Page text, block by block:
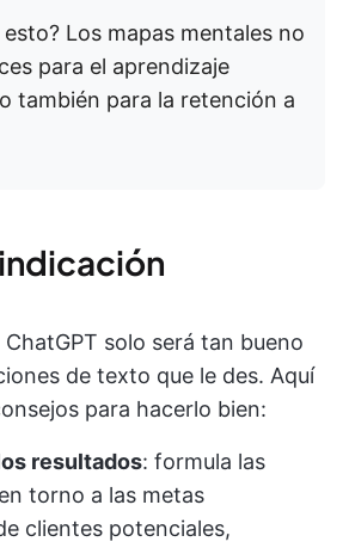
Los mapas mentales no
para el aprendizaje
también para la retención a
solo será tan bueno
de texto que le des. Aquí
para hacerlo bien:
resultados: formula las
torno a las metas
clientes potenciales,